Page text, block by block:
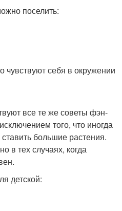
поселить:
чувствуют себя в окружении
все те же советы фэн-
того, что иногда
большие растения.
в тех случаях, когда
детской: